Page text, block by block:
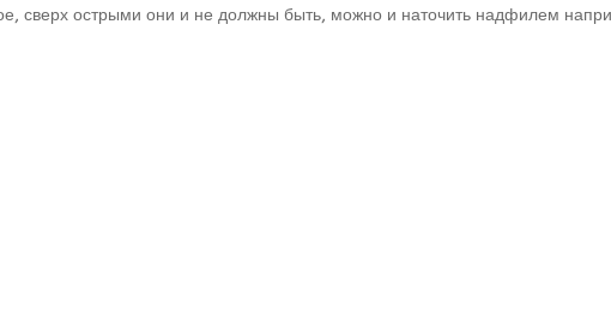
сверх острыми они и не должны быть, можно и наточить надфилем